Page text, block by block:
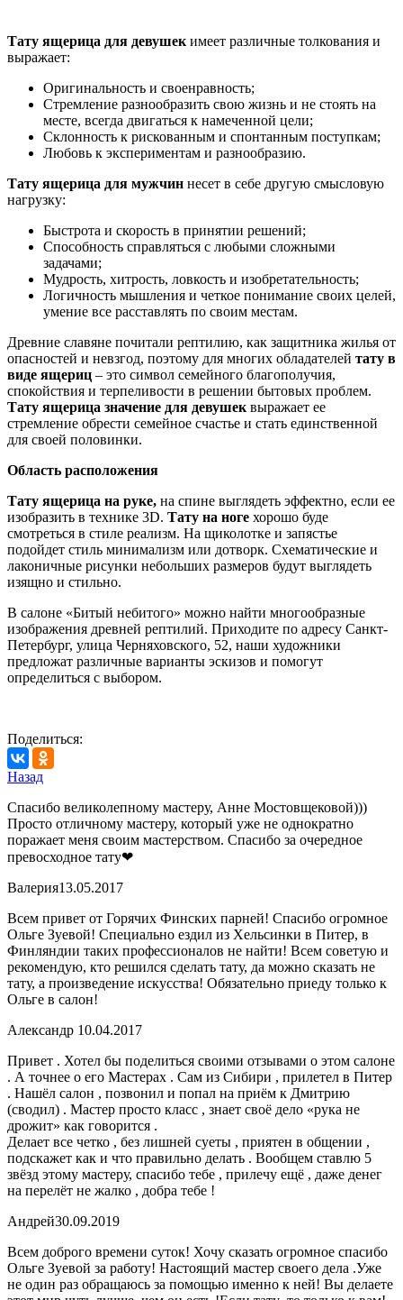
Тату ящерица для девушек имеет различные толкования и
выражает:
Оригинальность и своенравность;
Стремление разнообразить свою жизнь и не стоять на
месте, всегда двигаться к намеченной цели;
Склонность к рискованным и спонтанным поступкам;
Любовь к экспериментам и разнообразию.
Тату ящерица для мужчин несет в себе другую смысловую
нагрузку:
Быстрота и скорость в принятии решений;
Способность справляться с любыми сложными
задачами;
Мудрость, хитрость, ловкость и изобретательность;
Логичность мышления и четкое понимание своих целей,
умение все расставлять по своим местам.
Древние славяне почитали рептилию, как защитника жилья от
опасностей и невзгод, поэтому для многих обладателей тату в
виде ящериц – это символ семейного благополучия,
спокойствия и терпеливости в решении бытовых проблем.
Тату ящерица значение для девушек выражает ее
стремление обрести семейное счастье и стать единственной
для своей половинки.
Область расположения
Тату ящерица на руке, на спине выглядеть эффектно, если ее
изобразить в технике 3D. Тату на ноге хорошо буде
смотреться в стиле реализм. На щиколотке и запястье
подойдет стиль минимализм или дотворк. Схематические и
лаконичные рисунки небольших размеров будут выглядеть
изящно и стильно.
В салоне «Битый небитого» можно найти многообразные
изображения древней рептилий. Приходите по адресу Санкт-
Петербург, улица Черняховского, 52, наши художники
предложат различные варианты эскизов и помогут
определиться с выбором.
Поделиться:
Назад
Спасибо великолепному мастеру, Анне Мостовщековой)))
Просто отличному мастеру, который уже не однократно
поражает меня своим мастерством. Спасибо за очередное
превосходное тату❤
Валерия13.05.2017
Всем привет от Горячих Финских парней! Спасибо огромное
Ольге Зуевой! Специально ездил из Хельсинки в Питер, в
Финляндии таких профессионалов не найти! Всем советую и
рекомендую, кто решился сделать тату, да можно сказать не
тату, а произведение искусства! Обязательно приеду только к
Ольге в салон!
Александр 10.04.2017
Привет . Хотел бы поделиться своими отзывами о этом салоне
. А точнее о его Мастерах . Сам из Сибири , прилетел в Питер
. Нашёл салон , позвонил и попал на приём к Дмитрию
(сводил) . Мастер просто класс , знает своё дело «рука не
дрожит» как говорится .
Делает все четко , без лишней суеты , приятен в общении ,
подскажет как и что правильно делать . Вообщем ставлю 5
звёзд этому мастеру, спасибо тебе , прилечу ещё , даже денег
на перелёт не жалко , добра тебе !
Андрей30.09.2019
Всем доброго времени суток! Хочу сказать огромное спасибо
Ольге Зуевой за работу! Настоящий мастер своего дела .Уже
не один раз обращаюсь за помощью именно к ней! Вы делаете